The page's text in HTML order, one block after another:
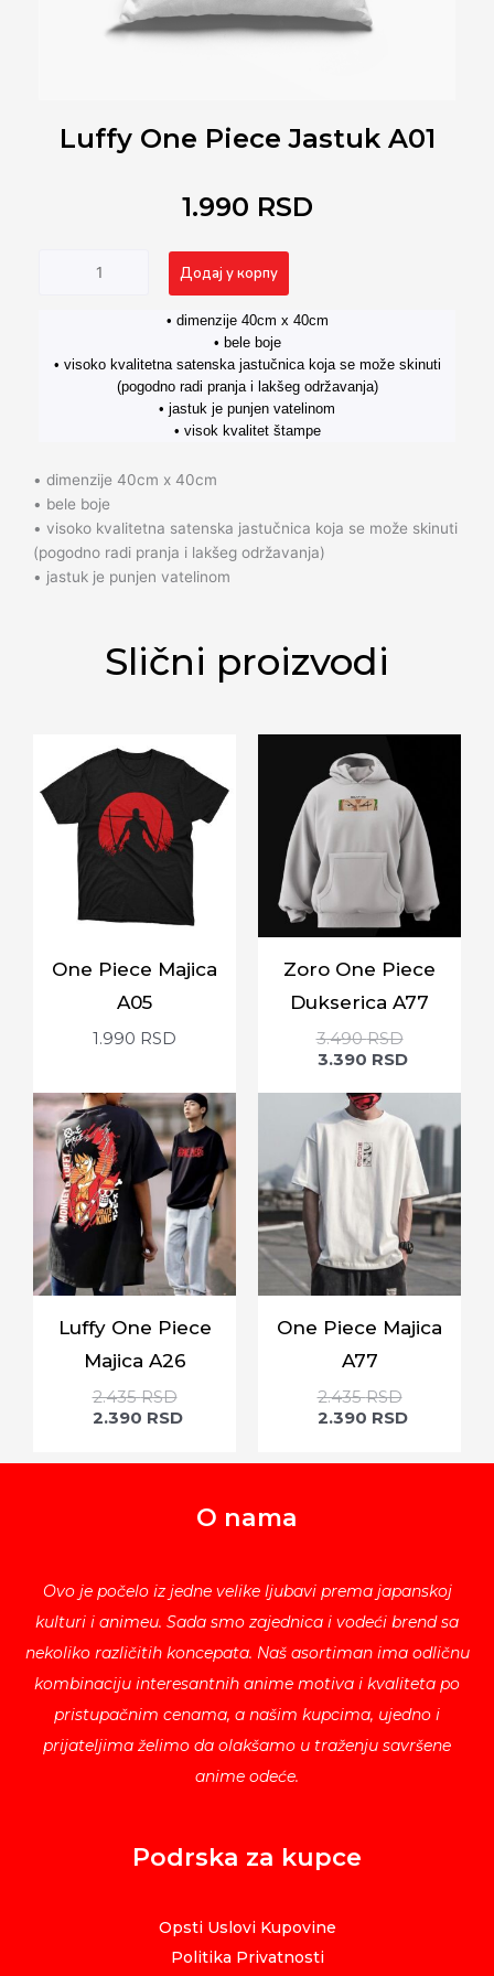
Luffy One Piece Jastuk A01
1.990 RSD
Додај у корпу
• dimenzije 40cm x 40cm
• bele boje
• visoko kvalitetna satenska jastučnica koja se može skinuti
(pogodno radi pranja i lakšeg održavanja)
• jastuk je punjen vatelinom
• visok kvalitet štampe
• dimenzije 40cm x 40cm
• bele boje
• visoko kvalitetna satenska jastučnica koja se može skinuti
(pogodno radi pranja i lakšeg održavanja)
• jastuk je punjen vatelinom
Slični proizvodi
One Piece Majica
A05
1.990 RSD
Zoro One Piece
Dukserica A77
3.490RSD
3.390 RSD
Luffy One Piece
Majica A26
2.435RSD
2.390 RSD
One Piece Majica
A77
2.435RSD
2.390 RSD
O nama
Ovo je počelo iz jedne velike ljubavi prema japanskoj
kulturi i animeu. Sada smo zajednica i vodeći brend sa
nekoliko različitih koncepata. Naš asortiman ima odličnu
kombinaciju interesantnih anime motiva i kvaliteta po
pristupačnim cenama, a našim kupcima, ujedno i
prijateljima želimo da olakšamo u traženju savršene
anime odeće.
Podrska za kupce
Opsti Uslovi Kupovine
Politika Privatnosti